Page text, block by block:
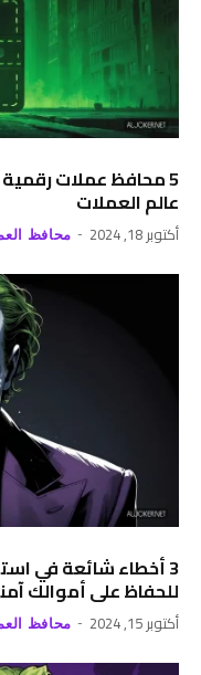
5 محافظ عملات رقمية
عالم العملات
أكتوبر 18, 2024 محافظ
3 أخطاء شائعة في
للحفاظ على أموالك
أكتوبر 15, 2024 محافظ